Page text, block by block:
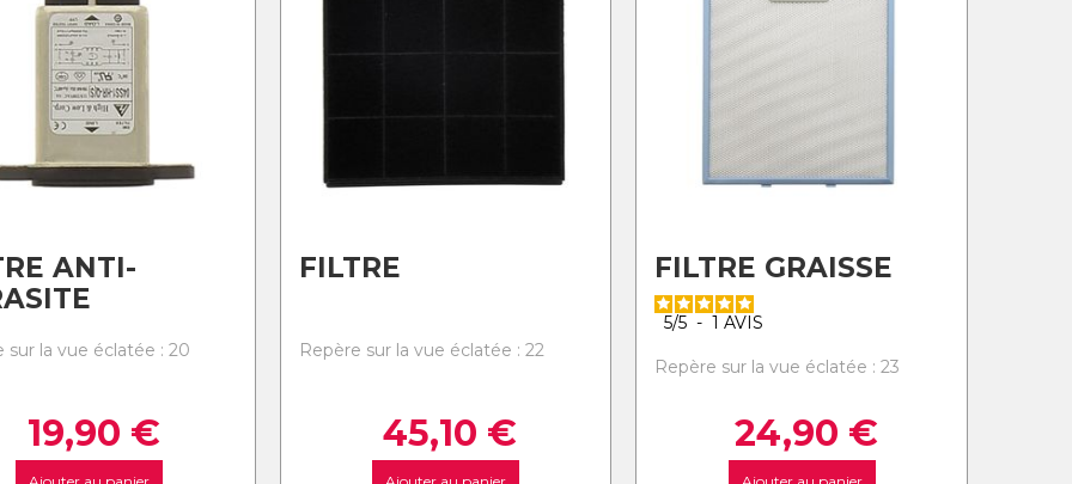
ANTI-
sur la vue éclatée : 20
19,90 €
FILTRE
Repère sur la vue éclatée : 22
45,10 €
FILTRE GRAISSE
5/5 - 1AVIS
Repère sur la vue éclatée : 23
24,90 €